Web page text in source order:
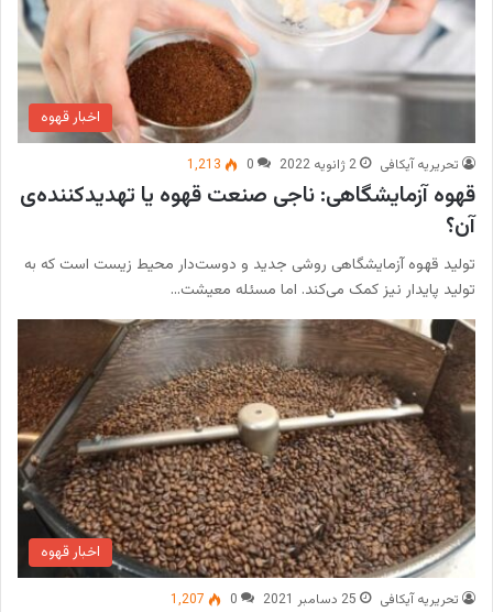
اخبار قهوه
تحریریه آیکافی 2 ژانویه 2022 0
1,213
قهوه آزمایشگاهی: ناجی صنعت قهوه یا تهدیدکننده‌ی
آن؟
تولید قهوه آزمایشگاهی روشی جدید و دوست‌دار محیط‌ زیست است که به
تولید پایدار نیز کمک می‌کند. اما مسئله معیشت…
اخبار قهوه
تحریریه آیکافی 25 دسامبر 2021 0
1,207